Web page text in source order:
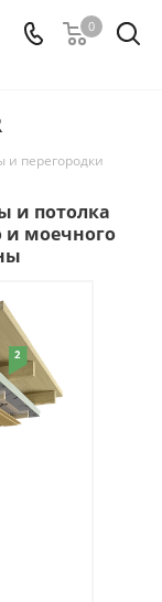
0
и перегородки
и потолка
моечного